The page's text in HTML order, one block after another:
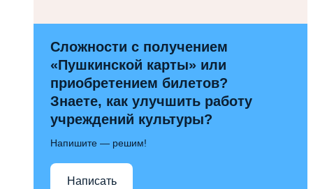
Сложности с получением
«Пушкинской карты» или
приобретением билетов?
Знаете, как улучшить работу
учреждений культуры?
Напишите — решим!
Написать